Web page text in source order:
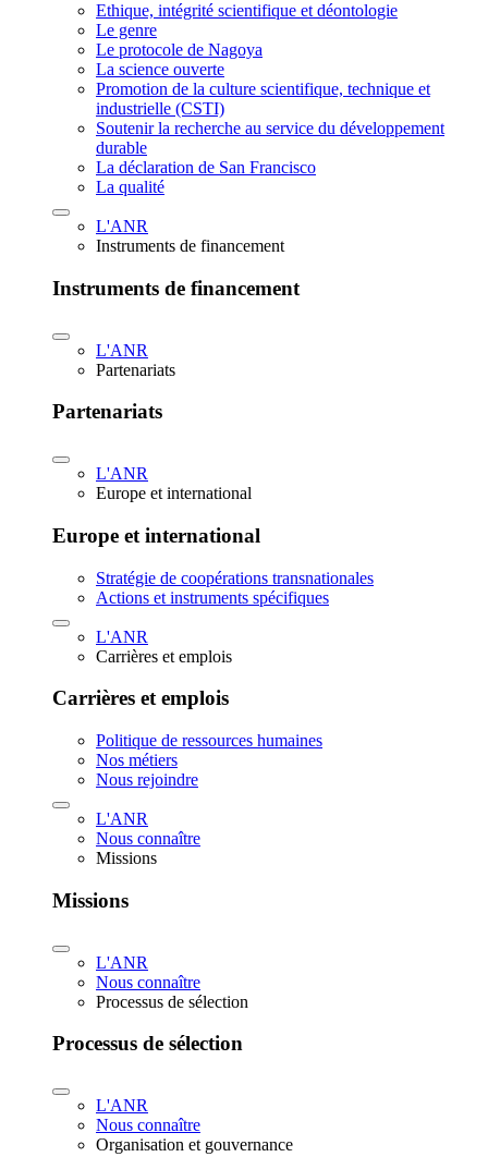
Ethique, intégrité scientifique et déontologie
Le genre
Le protocole de Nagoya
La science ouverte
Promotion de la culture scientifique, technique et
industrielle (CSTI)
Soutenir la recherche au service du développement
durable
La déclaration de San Francisco
La qualité
L'ANR
Instruments de financement
Instruments de financement
L'ANR
Partenariats
Partenariats
L'ANR
Europe et international
Europe et international
Stratégie de coopérations transnationales
Actions et instruments spécifiques
L'ANR
Carrières et emplois
Carrières et emplois
Politique de ressources humaines
Nos métiers
Nous rejoindre
L'ANR
Nous connaître
Missions
Missions
L'ANR
Nous connaître
Processus de sélection
Processus de sélection
L'ANR
Nous connaître
Organisation et gouvernance